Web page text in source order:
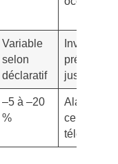
Variable
selon
déclaratif
Inventaire
précis,
justificatifs
–5 à –20
%
Alarme
certifiée,